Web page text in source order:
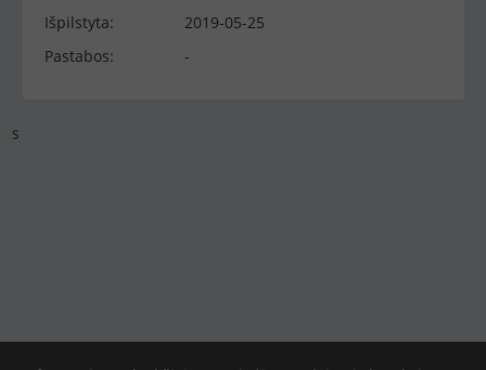
Išpilstyta:
2019-05-25
Pastabos:
-
s